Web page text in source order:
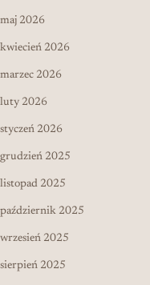
maj 2026
kwiecień 2026
marzec 2026
luty 2026
styczeń 2026
grudzień 2025
listopad 2025
październik 2025
wrzesień 2025
sierpień 2025